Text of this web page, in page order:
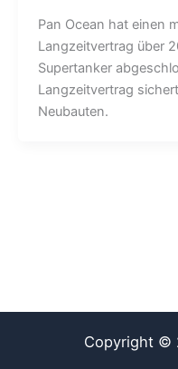
Pan Ocean hat einen
Langzeitvertrag über
Supertanker
Langzeitvertrag
Neubauten.
Copyright ©